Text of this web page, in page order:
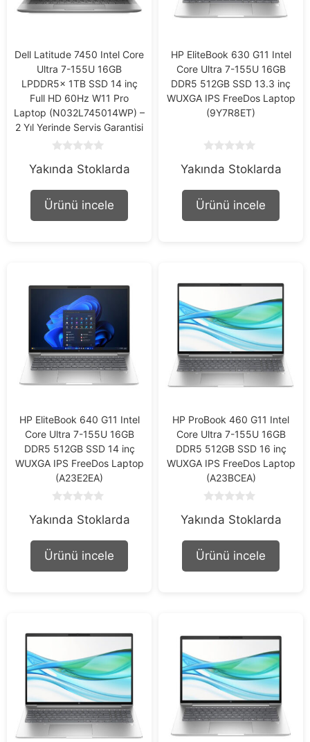
Dell Latitude 7450 Intel Core
Ultra 7-155U 16GB
LPDDR5x 1TB SSD 14 inç
Full HD 60Hz W11 Pro
Laptop (N032L745014WP) –
2 Yıl Yerinde Servis Garantisi
o
t
f
Yakında Stoklarda
Ürünü incele
HP EliteBook 630 G11 Intel
Core Ultra 7-155U 16GB
DDR5 512GB SSD 13.3 inç
WUXGA IPS FreeDos Laptop
(9Y7R8ET)
o
t
f
Yakında Stoklarda
Ürünü incele
HP EliteBook 640 G11 Intel
Core Ultra 7-155U 16GB
DDR5 512GB SSD 14 inç
WUXGA IPS FreeDos Laptop
(A23E2EA)
o
t
f
Yakında Stoklarda
Ürünü incele
HP ProBook 460 G11 Intel
Core Ultra 7-155U 16GB
DDR5 512GB SSD 16 inç
WUXGA IPS FreeDos Laptop
(A23BCEA)
o
t
f
Yakında Stoklarda
Ürünü incele